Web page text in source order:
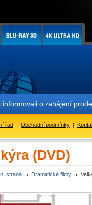
o zahájení
řád | Obchodní podmínky |
(DVD)
strana Dramatické filmy